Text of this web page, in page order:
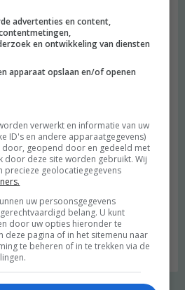
met kokosmelk
advertenties en content,
en ontwikkeling van diensten
apparaat opslaan en/of openen
verwerkt en informatie van uw
ID's en andere apparaatgegevens)
door, geopend door en gedeeld met
door deze site worden gebruikt. Wij
precieze geolocatiegegevens
uw persoonsgegevens
belang. U kunt
door uw opties hieronder te
deze pagina of in het sitemenu naar
te beheren of in te trekken via de